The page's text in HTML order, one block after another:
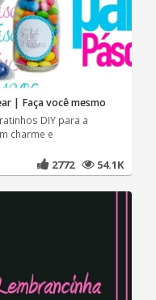
| Faça você mesmo
DIY para a
charme e
2772 54.1K